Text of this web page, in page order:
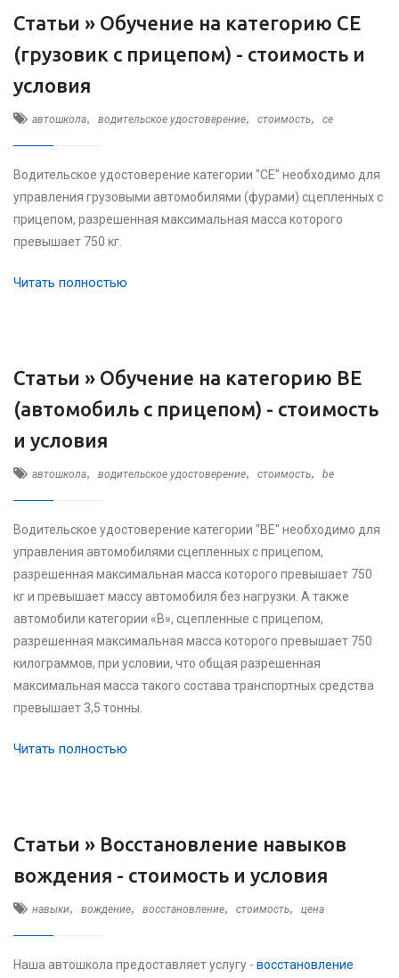
Статьи » Обучение на категорию CЕ
(грузовик с прицепом) - стоимость и
условия
автошкола, водительское удостоверение, стоимость, ce
Водительское удостоверение категории "СЕ" необходимо для
управления грузовыми автомобилями (фурами) сцепленных с
прицепом, разрешенная максимальная масса которого
превышает 750 кг.
Читать полностью
Статьи » Обучение на категорию ВЕ
(автомобиль с прицепом) - стоимость
и условия
автошкола, водительское удостоверение, стоимость, be
Водительское удостоверение категории "ВЕ" необходимо для
управления автомобилями сцепленных с прицепом,
разрешенная максимальная масса которого превышает 750
кг и превышает массу автомобиля без нагрузки. А также
автомобили категории «В», сцепленные с прицепом,
разрешенная максимальная масса которого превышает 750
килограммов, при условии, что общая разрешенная
максимальная масса такого состава транспортных средства
превышает 3,5 тонны.
Читать полностью
Статьи » Восстановление навыков
вождения - стоимость и условия
навыки, вождение, восстановление, стоимость, цена
Наша автошкола предоставляет услугу - восстановление